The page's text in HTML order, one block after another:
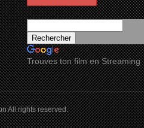
Trouves ton film en Streaming
All rights reserved.